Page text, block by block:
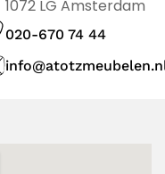
1072 LG Amsterdam
020-670 74 44